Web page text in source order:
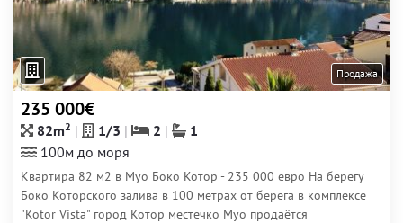
Продажа
235 000€
82m2 1/3 2
1
100м до моря
Квартира 82 м2 в Муо Боко Котор - 235 000 евро На берегу
Боко Которского залива в 100 метрах от берега в комплексе
"Kotor Vista" город Котор местечко Муо продаётся